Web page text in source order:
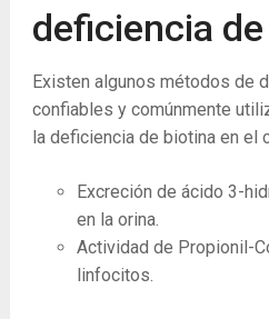
deficiencia
Existen algunos métodos de
confiables y comúnmente
la deficiencia de biotina en el
Excreción de ácido 3-
en la orina.
Actividad de Propionil-
linfocitos.